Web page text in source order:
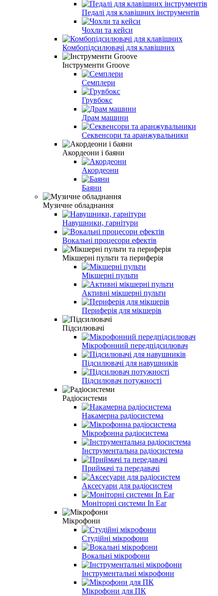
Педалі для клавішних інструментів
Чохли та кейси
Комбопідсилювачі для клавішних
Інструменти Groove
Семплери
Грувбокс
Драм машини
Секвенсори та аранжувальники
Акордеони і баяни
Акордеони
Баяни
Музичне обладнання
Навушники, гарнітури
Вокальні процесори ефектів
Мікшерні пульти та периферія
Мікшерні пульти
Активні мікшерні пульти
Периферія для мікшерів
Підсилювачі
Мікрофонний передпідсилювач
Підсилювачі для навушників
Підсилювач потужності
Радіосистеми
Накамерна радіосистема
Мікрофонна радіосистема
Інструментальна радіосистема
Приймачі та передавачі
Аксесуари для радіосистем
Моніторні системи In Ear
Мікрофони
Студійні мікрофони
Вокальні мікрофони
Інструментальні мікрофони
Мікрофони для ПК